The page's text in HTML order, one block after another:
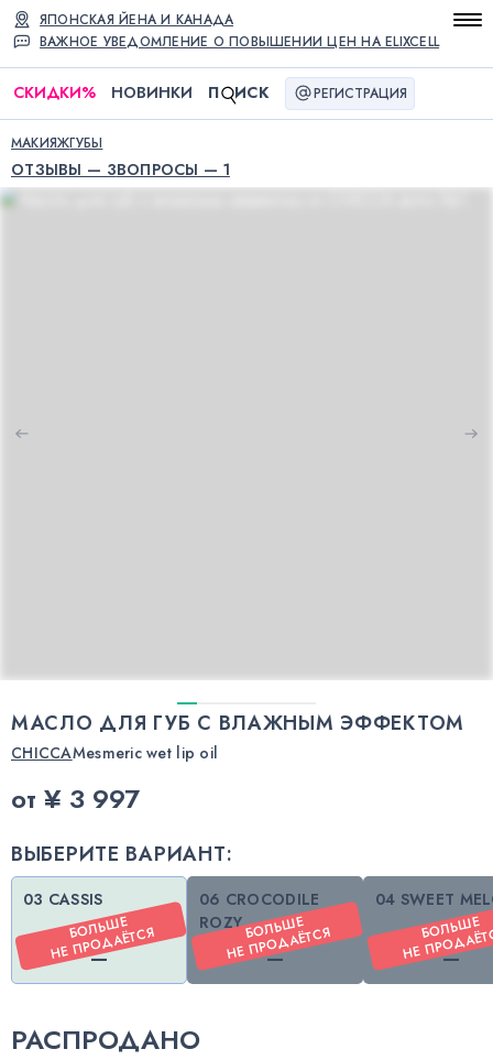
ВАЖНОЕ УВЕДОМЛЕНИЕ О ПОВЫШЕНИИ ЦЕН НА ELIXCELL
ЯПОНСКАЯ ЙЕНА И КАНАДА
СКИДКИ% НОВИНКИ П ИСК РЕГИСТРАЦИЯ
МАКИЯЖГУБЫ
ОТЗЫВЫ — 3ВОПРОСЫ — 1
МАСЛО ДЛЯ ГУБ С ВЛАЖНЫМ ЭФФЕКТОМ
CHICCAMesmeric wet lip oil
от ¥ 3 997
ВЫБЕРИТЕ ВАРИАНТ:
03 CASSIS
—
Б
О
ЛЬ
ШЕ
НЕ
ПР
О
ДАЁТСЯ
06 CROCODILE
ROZY
—
Б
О
ЛЬ
ШЕ
НЕ
ПР
О
ДАЁТСЯ
04 SWEET
—
О
ЛЬ
ШЕ
НЕ
ПР
О
РАСПРОДАНО